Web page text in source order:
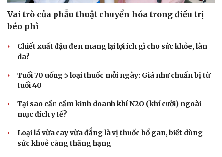
Du lịch
Vai trò của phẫu thuật chuyển hóa trong điều trị
béo phì
Chiết xuất đậu đen mang lại lợi ích gì cho sức khỏe, làn
da?
Tuổi 70 uống 5 loại thuốc mỗi ngày: Giá như chuẩn bị từ
tuổi 40
Tại sao cần cấm kinh doanh khí N2O (khí cười) ngoài
mục đích y tế?
Loại lá vừa cay vừa đắng là vị thuốc bổ gan, biết dùng
sức khoẻ càng thăng hạng